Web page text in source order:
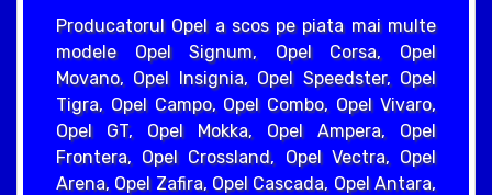
Producatorul Opel a scos pe piata mai multe
modele Opel Signum, Opel Corsa, Opel
Movano, Opel Insignia, Opel Speedster, Opel
Tigra, Opel Campo, Opel Combo, Opel Vivaro,
Opel GT, Opel Mokka, Opel Ampera, Opel
Frontera, Opel Crossland, Opel Vectra, Opel
Arena, Opel Zafira, Opel Cascada, Opel Antara,